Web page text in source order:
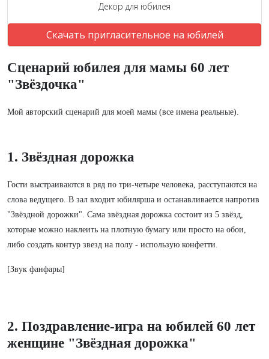
Декор для юбилея
Скачать пригласительное на юбилей
Сценарий юбилея для мамы 60 лет
"Звёздочка"
Мой авторский сценарий для моей мамы (все имена реальные).
1. Звёздная дорожка
Гости выстраиваются в ряд по три-четыре человека, расступаются на
слова ведущего. В зал входит юбилярша и останавливается напротив
"Звёздной дорожки". Сама звёздная дорожка состоит из 5 звёзд,
которые можно наклеить на плотную бумагу или просто на обои,
либо создать контур звезд на полу - использую конфетти.
[Звук фанфары]
2. Поздравление-игра на юбилей 60 лет
женщине "Звёздная дорожка"